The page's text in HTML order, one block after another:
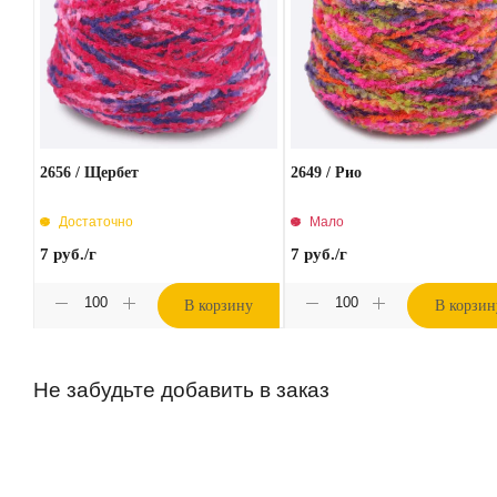
2656 / Щербет
Достаточно
7 руб./г
В корзину
2649 / Рио
Мало
7руб./г
В
Не забудьте добавить в заказ